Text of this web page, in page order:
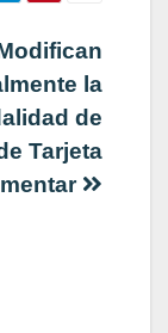
la
de
Tarjeta